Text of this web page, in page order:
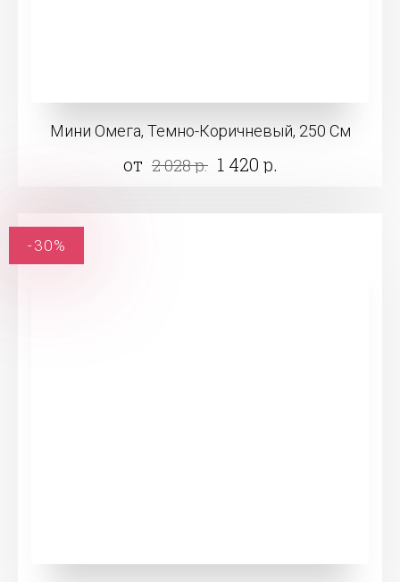
Мини Омега, Темно-Коричневый, 250 См
от 2 028 р. 1 420 р.
-30%